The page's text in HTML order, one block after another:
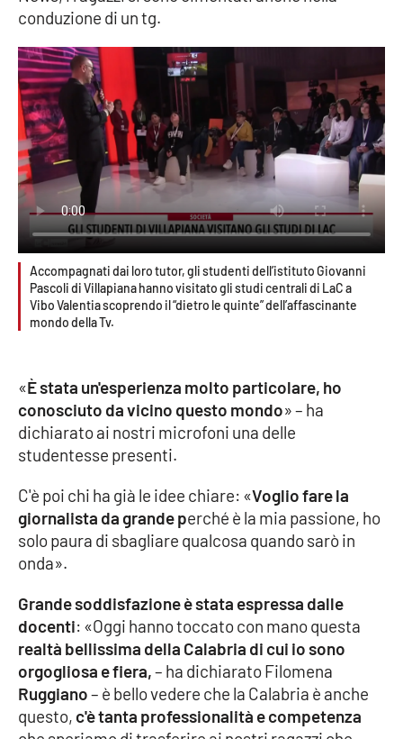
RUBRICHE
Good Morning Vietnam
Parchi Marini Calabria
Leggendo Alvaro insieme
Imprese Di Calabria
Le perfidie di Antonella Grippo
Venti di comunicazione
STREAMING
LaC TV
LaC OnAir
LOCALI
Catanzaro
Crotone
Vibo Valentia
conduzione di un tg.
Accompagnati dai loro tutor, gli studenti dell’istituto Giovanni
Pascoli di Villapiana hanno visitato gli studi centrali di LaC a
Vibo Valentia scoprendo il “dietro le quinte” dell’affascinante
mondo della Tv.
«È stata un'esperienza molto particolare, ho
conosciuto da vicino questo mondo» – ha
dichiarato ai nostri microfoni una delle
studentesse presenti.
C'è poi chi ha già le idee chiare: «Voglio fare la
giornalista da grande perché è la mia passione, ho
solo paura di sbagliare qualcosa quando sarò in
onda».
Grande soddisfazione è stata espressa dalle
docenti: «Oggi hanno toccato con mano questa
realtà bellissima della Calabria di cui io sono
orgogliosa e fiera,– ha dichiarato Filomena
Ruggiano– è bello vedere che la Calabria è anche
questo, c'è tanta professionalità e competenza